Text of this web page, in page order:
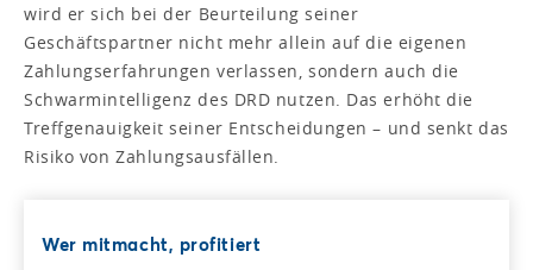
wird er sich bei der Beurteilung seiner
Geschäftspartner nicht mehr allein auf die eigenen
Zahlungserfahrungen verlassen, sondern auch die
Schwarmintelligenz des DRD nutzen. Das erhöht die
Treffgenauigkeit seiner Entscheidungen – und senkt das
Risiko von Zahlungsausfällen.
Wer mitmacht, profitiert